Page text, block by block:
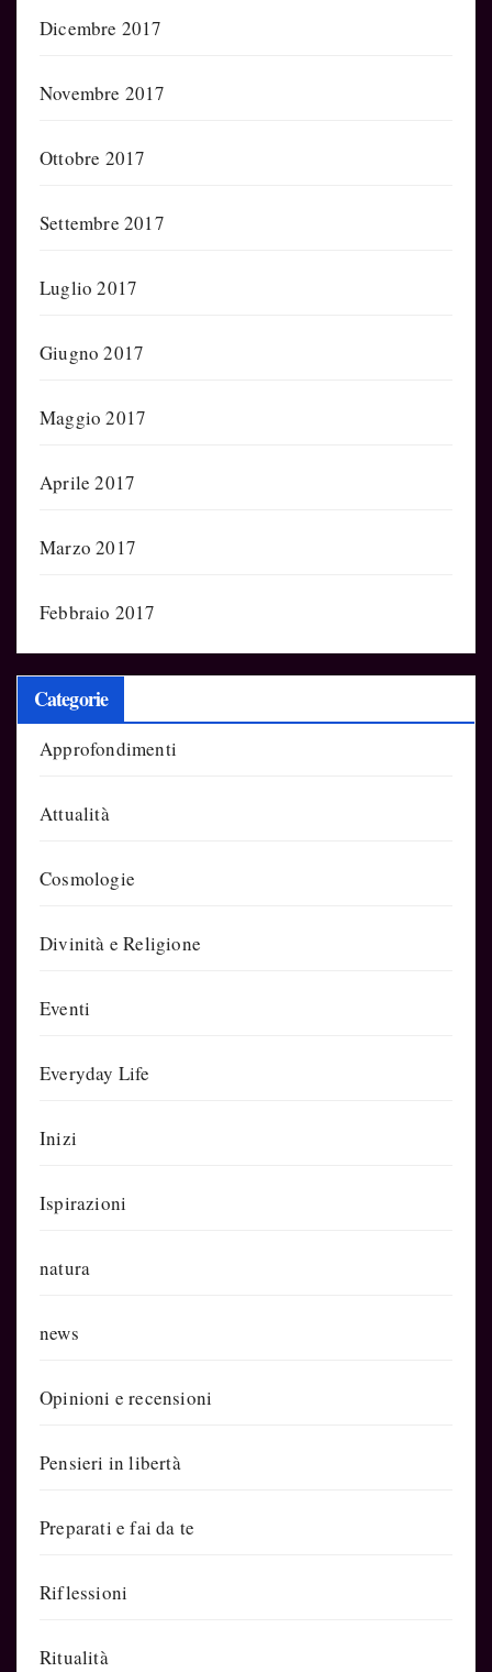
Dicembre 2017
Novembre 2017
Ottobre 2017
Settembre 2017
Luglio 2017
Giugno 2017
Maggio 2017
Aprile 2017
Marzo 2017
Febbraio 2017
Categorie
Approfondimenti
Attualità
Cosmologie
Divinità e Religione
Eventi
Everyday Life
Inizi
Ispirazioni
natura
news
Opinioni e recensioni
Pensieri in libertà
Preparati e fai da te
Riflessioni
Ritualità